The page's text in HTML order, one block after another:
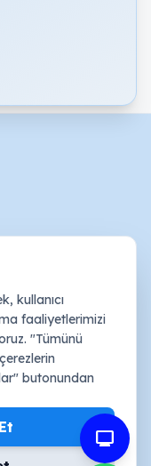
kullanıcı
faaliyetlerimizi
"Tümünü
butonundan
mimo